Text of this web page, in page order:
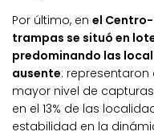
Por último, en el Centro-
trampas se situó en
predominando las
ausente: representaron
mayor nivel de
en el 13% de las
estabilidad en la